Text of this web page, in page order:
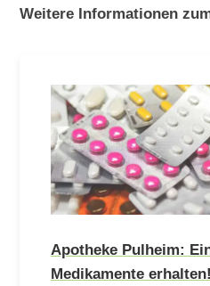
Weitere Informationen
Apotheke Pulheim:
Medikamente erhalten!